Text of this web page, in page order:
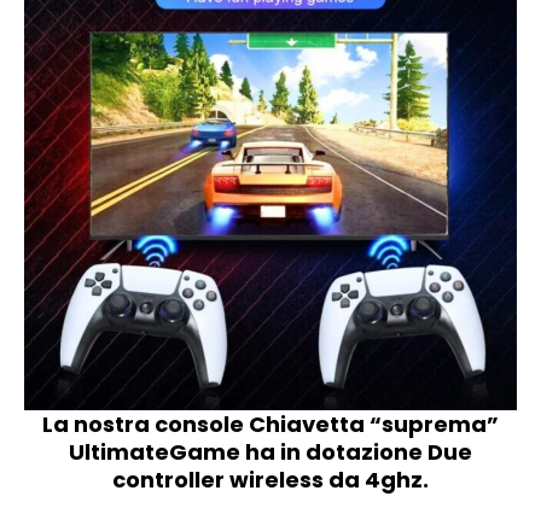
La nostra console Chiavetta “suprema”
UltimateGame ha in dotazione Due
controller wireless da 4ghz.